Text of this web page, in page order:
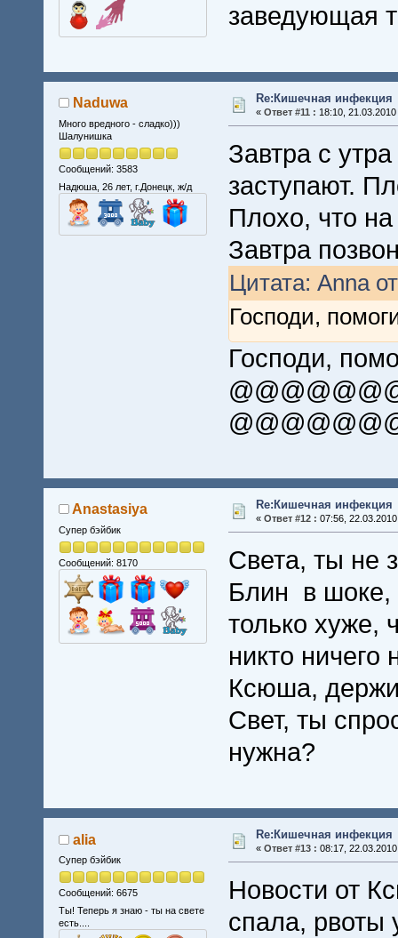
заведующая
Naduwa
Много вредного - сладко)))
Шалунишка
Сообщений: 3583
Надюша, 26 лет, г.Донецк, ж/д
Re:Кишечная инфекция
« Ответ #11 : 18:10, 21.03.2010
Завтра с
заступают.
Плохо, что
Завтра
Цитата: Anna
Господи,
Господи,
Anastasiya
Супер бэйбик
Сообщений: 8170
Re:Кишечная инфекция
« Ответ #12 : 07:56,
Света, ты не
Блин в шоке,
только хуже,
никто ничего
Ксюша,
Свет, ты
нужна?
alia
Супер бэйбик
Сообщений: 6675
Ты! Теперь я знаю - ты на свете
есть....
Re:Кишечная инфекция
« Ответ #13 : 08:17,
Новости от
спала, рвоты